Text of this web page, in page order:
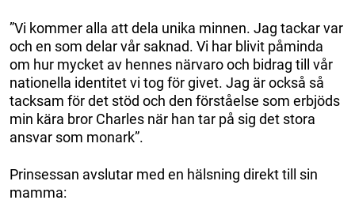
”Vi kommer alla att dela unika minnen. Jag tackar var
och en som delar vår saknad. Vi har blivit påminda
om hur mycket av hennes närvaro och bidrag till vår
nationella identitet vi tog för givet. Jag är också så
tacksam för det stöd och den förståelse som erbjöds
min kära bror Charles när han tar på sig det stora
ansvar som monark”.
Prinsessan avslutar med en hälsning direkt till sin
mamma: